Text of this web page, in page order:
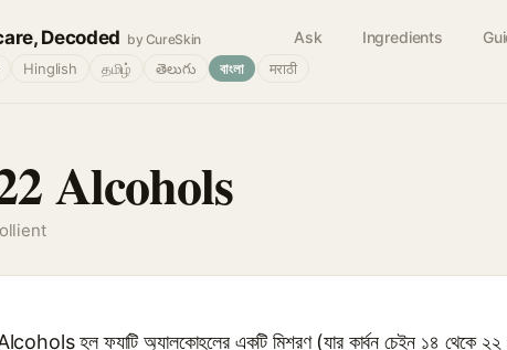
Decoded by CureSkin Ask Ingredients
Hinglish தமிழ் తెలుగు বাংলা मराठी
Alcohols
হল ফ্যাটি অ্যালকোহলের একটি মিশ্রণ (যার কার্বন চেইন ১৪ থেকে ২২